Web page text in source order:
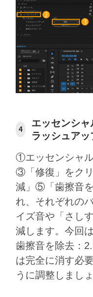
4
エッセンシ
ラッシュアッ
①エッセンシャ
③「修復」をク
減」⑤「歯擦音
れ、それぞれの
イズ音や「さし
減します。今回
歯擦音を除去：
は完全に消す必
うに調整しましょ